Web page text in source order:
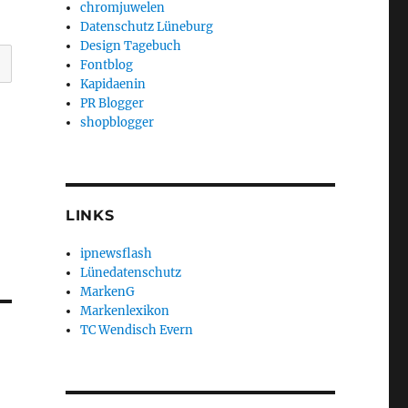
chromjuwelen
Datenschutz Lüneburg
Design Tagebuch
Fontblog
Kapidaenin
PR Blogger
shopblogger
LINKS
ipnewsflash
Lünedatenschutz
MarkenG
Markenlexikon
TC Wendisch Evern